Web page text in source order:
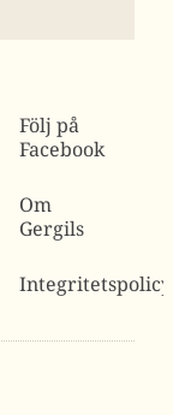
Följ på
Facebook
Om
Gergils
Integritetspolicy